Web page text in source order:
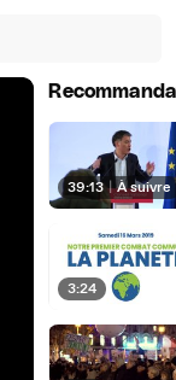
39:13 | À suivre
3:24